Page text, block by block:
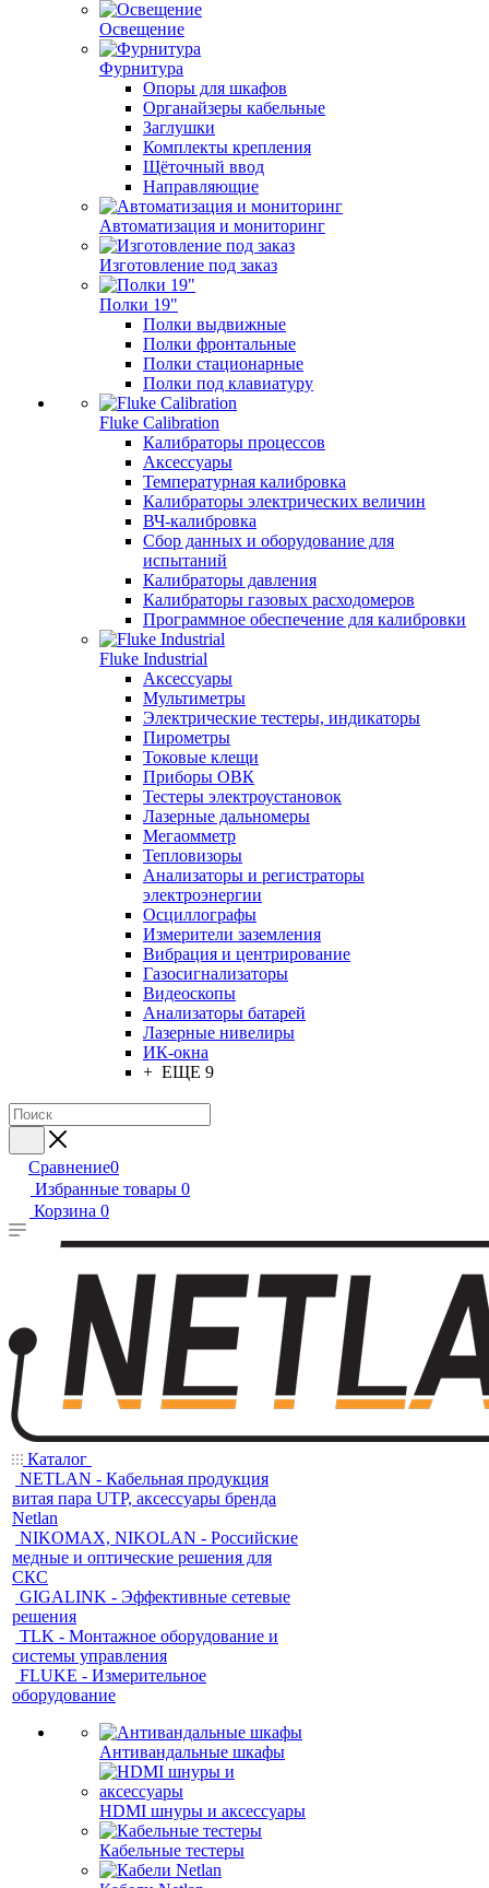
Освещение
Фурнитура
Опоры для шкафов
Органайзеры кабельные
Заглушки
Комплекты крепления
Щёточный ввод
Направляющие
Автоматизация и мониторинг
Изготовление под заказ
Полки 19"
Полки выдвижные
Полки фронтальные
Полки стационарные
Полки под клавиатуру
Fluke Calibration
Калибраторы процессов
Аксессуары
Температурная калибровка
Калибраторы электрических величин
ВЧ-калибровка
Сбор данных и оборудование для
испытаний
Калибраторы давления
Калибраторы газовых расходомеров
Программное обеспечение для калибровки
Fluke Industrial
Аксессуары
Мультиметры
Электрические тестеры, индикаторы
Пирометры
Токовые клещи
Приборы ОВК
Тестеры электроустановок
Лазерные дальномеры
Мегаомметр
Тепловизоры
Анализаторы и регистраторы
электроэнергии
Осциллографы
Измерители заземления
Вибрация и центрирование
Газосигнализаторы
Видеоскопы
Анализаторы батарей
Лазерные нивелиры
ИК-окна
+ ЕЩЕ 9
Сравнение0
Избранные товары 0
Корзина 0
Каталог
NETLAN - Кабельная продукция
витая пара UTP, аксессуары бренда
Netlan
NIKOMAX, NIKOLAN - Российские
медные и оптические решения для
СКС
GIGALINK - Эффективные сетевые
решения
TLK - Монтажное оборудование и
системы управления
FLUKE - Измерительное
оборудование
Антивандальные шкафы
HDMI шнуры и аксессуары
Кабельные тестеры